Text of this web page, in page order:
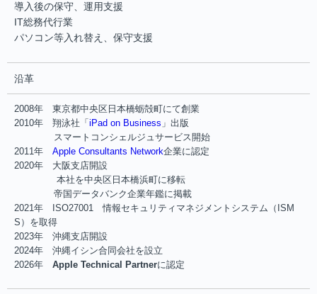
導入後の保守、運用支援
IT総務代行業
パソコン等入れ替え、保守支援
沿革
2008年 東京都中央区日本橋蛎殻町にて創業
2010年 翔泳社「 iPad on Business 」出版
スマートコンシェルジュサービス開始
2011年 Apple Consultants Network企業に認定
2020年 大阪支店開設
本社を中央区日本橋浜町に移転
帝国データバンク企業年鑑に掲載
2021年 ISO27001 情報セキュリティマネジメントシステム（ISM
S）を取得
2023年 沖縄支店開設
2024年 沖縄イシン合同会社を設立
2026年 Apple Technical Partnerに認定